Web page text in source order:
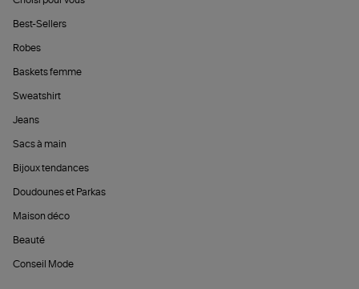
Best-Sellers
Robes
Baskets femme
Sweatshirt
Jeans
Sacs à main
Bijoux tendances
Doudounes et Parkas
Maison déco
Beauté
Conseil Mode